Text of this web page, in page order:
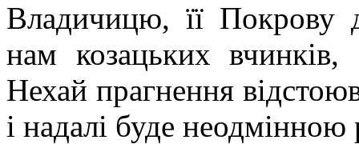
Владичицю, її Покрову
нам козацьких вчинків,
Нехай прагнення
і надалі буде